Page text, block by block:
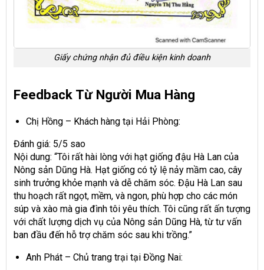
Giấy chứng nhận đủ điều kiện kinh doanh
Feedback Từ Người Mua Hàng
Chị Hồng – Khách hàng tại Hải Phòng:
Đánh giá: 5/5 sao
Nội dung: “Tôi rất hài lòng với hạt giống đậu Hà Lan của
Nông sản Dũng Hà. Hạt giống có tỷ lệ nảy mầm cao, cây
sinh trưởng khỏe mạnh và dễ chăm sóc. Đậu Hà Lan sau
thu hoạch rất ngọt, mềm, và ngon, phù hợp cho các món
súp và xào mà gia đình tôi yêu thích. Tôi cũng rất ấn tượng
với chất lượng dịch vụ của Nông sản Dũng Hà, từ tư vấn
ban đầu đến hỗ trợ chăm sóc sau khi trồng.”
Anh Phát – Chủ trang trại tại Đồng Nai: